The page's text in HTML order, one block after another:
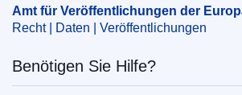
Wirtschaftsstatistik
CELEX : 32025R0935
ELI :reg_impl/2025/935/oj
Amt für Veröffentlichungen der
Recht | Daten | Veröffentlichungen
Benötigen Sie Hilfe?